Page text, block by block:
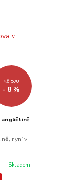
Kč 590
- 8 %
angličtině
nyní v
Skladem